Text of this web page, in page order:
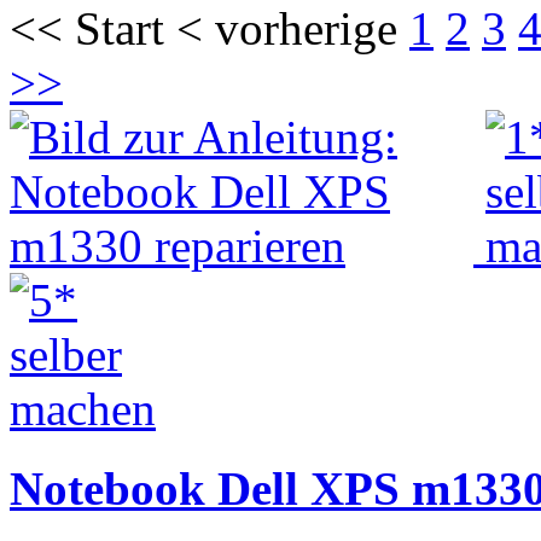
<< Start < vorherige 1 2 3 4
>>
Notebook Dell XPS